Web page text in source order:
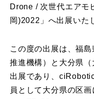
Drone / 次世代エアモ
岡)2022」へ出展いた
この度の出展は、福
推進機構）と大分県
出展であり、
員として大分県の区